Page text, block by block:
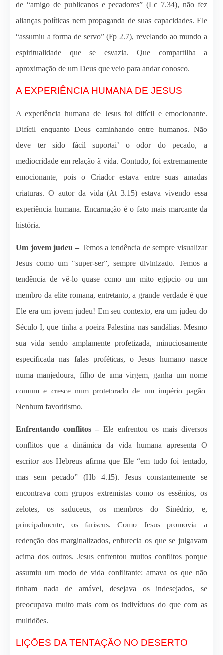
de “amigo de publicanos e pecadores” (Lc 7.34), não fez
alianças políticas nem propaganda de suas capacidades. Ele
“assumiu a forma de servo” (Fp 2.7), revelando ao mundo a
espiritualidade que se esvazia. Que compartilha a
aproximação de um Deus que veio para andar conosco.
A EXPERIÊNCIA HUMANA DE JESUS
A experiência humana de Jesus foi difícil e emocionante.
Difícil enquanto Deus caminhando entre humanos. Não
deve ter sido fácil suportai’ o odor do pecado, a
mediocridade em relação ã vida. Contudo, foi extremamente
emocionante, pois o Criador estava entre suas amadas
criaturas. O autor da vida (At 3.15) estava vivendo essa
experiência humana. Encarnação é o fato mais marcante da
história.
Um jovem judeu – Temos a tendência de sempre visualizar
Jesus como um “super-ser”, sempre divinizado. Temos a
tendência de vê-lo quase como um mito egípcio ou um
membro da elite romana, entretanto, a grande verdade é que
Ele era um jovem judeu! Em seu contexto, era um judeu do
Século I, que tinha a poeira Palestina nas sandálias. Mesmo
sua vida sendo amplamente profetizada, minuciosamente
especificada nas falas proféticas, o Jesus humano nasce
numa manjedoura, filho de uma virgem, ganha um nome
comum e cresce num protetorado de um império pagão.
Nenhum favoritismo.
Enfrentando conflitos – Ele enfrentou os mais diversos
conflitos que a dinâmica da vida humana apresenta O
escritor aos Hebreus afirma que Ele “em tudo foi tentado,
mas sem pecado” (Hb 4.15). Jesus constantemente se
encontrava com grupos extremistas como os essênios, os
zelotes, os saduceus, os membros do Sinédrio, e,
principalmente, os fariseus. Como Jesus promovia a
redenção dos marginalizados, enfurecia os que se julgavam
acima dos outros. Jesus enfrentou muitos conflitos porque
assumiu um modo de vida conflitante: amava os que não
tinham nada de amável, desejava os indesejados, se
preocupava muito mais com os indivíduos do que com as
multidões.
LIÇÕES DA TENTAÇÃO NO DESERTO